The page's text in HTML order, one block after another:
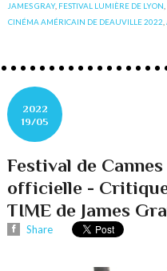
JAMES GRAY, FESTIVAL LUMIÈRE DE LYON
CINÉMA AMÉRICAIN DE DEAUVILLE 2022 ,
2022
19/05
Festival de
officielle - Critique
TIME de James
Share